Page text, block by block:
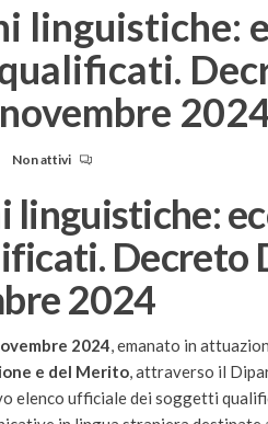
linguistiche:
Non attivi
Decreto
2024
2024, emanato in
e del Merito, attraverso il
elenco ufficiale dei soggetti